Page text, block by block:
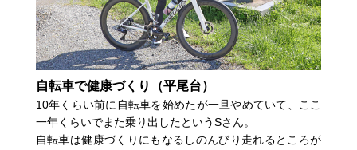
自転車で健康づくり（平尾台）
10年くらい前に自転車を始めたが一旦やめていて、ここ
一年くらいでまた乗り出したというSさん。
自転車は健康づくりにもなるしのんびり走れるところが